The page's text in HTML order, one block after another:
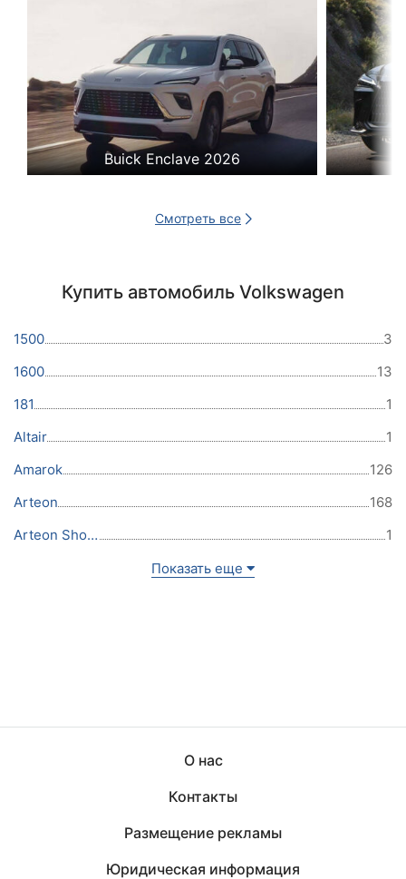
Buick Enclave 2026
Смотреть все
Купить автомобиль Volkswagen
1500
3
1600
13
181
1
Altair
1
Amarok
126
Arteon
168
Arteon Shooting Brake
1
Показать еще
О нас
Контакты
Размещение рекламы
Юридическая информация